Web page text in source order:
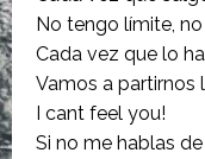
No tengo límite,
Cada vez que lo
Vamos a partirnos
I cant feel you!
Si no me hablas